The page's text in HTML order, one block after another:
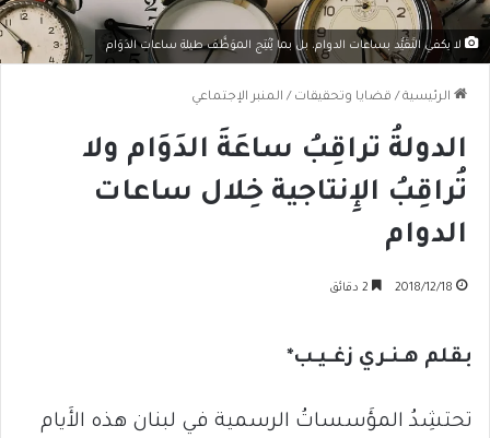
لا يكفي التَقَيُّد بساعات الدوام، بل بـما يُنْتِج الـموَظَّف طيلة ساعات الدَوَام
الرئيسية / قضايا وتحقيقات / المنبر الإجتماعي
الدولةُ تراقِبُ ساعَةَ الدَوَام ولا
تُراقِبُ الإِنتاجية خِلال ساعات
الدوام
2018/12/18
بقلم هـنـري زغـيـب*
تحتشِدُ المؤَسساتُ الرسمية في لبنان هذه الأَيام